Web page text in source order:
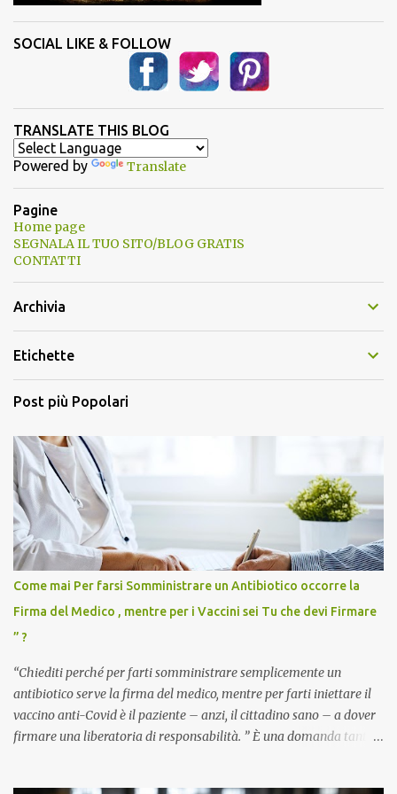
SOCIAL LIKE & FOLLOW
TRANSLATE THIS BLOG
Powered by Translate
Pagine
Home page
SEGNALA IL TUO SITO/BLOG GRATIS
CONTATTI
Archivia
Etichette
Post più Popolari
Come mai Per farsi Somministrare un Antibiotico occorre la
Firma del Medico , mentre per i Vaccini sei Tu che devi Firmare
” ?
“Chiediti perché per farti somministrare semplicemente un
antibiotico serve la firma del medico, mentre per farti iniettare il
vaccino anti-Covid è il paziente – anzi, il cittadino sano – a dover
firmare una liberatoria di responsabilità. ” È una domanda tanto